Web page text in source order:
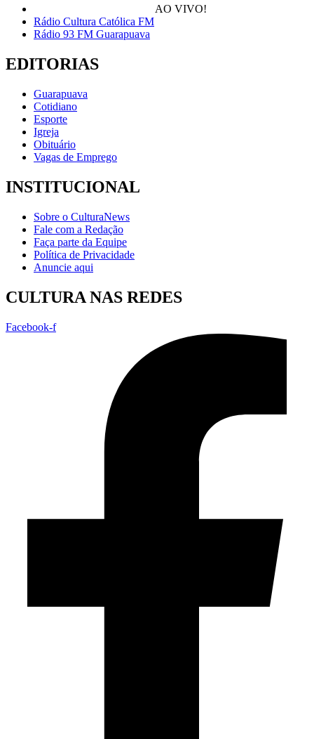
AO VIVO!
Rádio Cultura Católica FM
Rádio 93 FM Guarapuava
EDITORIAS
Guarapuava
Cotidiano
Esporte
Igreja
Obituário
Vagas de Emprego
INSTITUCIONAL
Sobre o CulturaNews
Fale com a Redação
Faça parte da Equipe
Política de Privacidade
Anuncie aqui
CULTURA NAS REDES
Facebook-f